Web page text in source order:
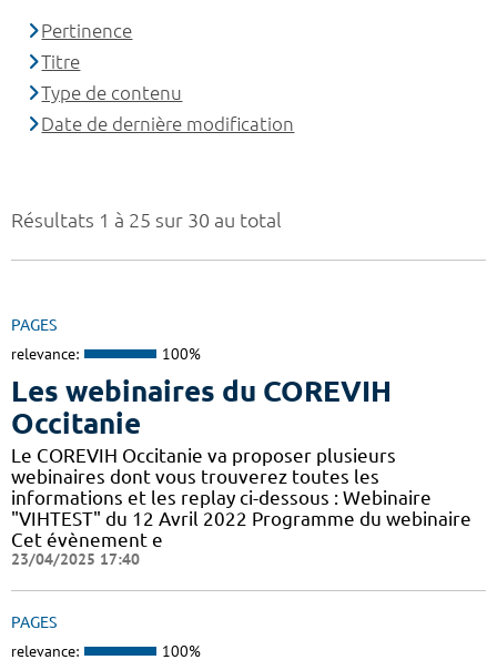
Résultats 1 à 25 sur 30 au total
PAGES
relevance: 100%
Les webinaires du COREVIH
Occitanie
Le COREVIH Occitanie va proposer plusieurs
webinaires dont vous trouverez toutes les
informations et les replay ci-dessous : Webinaire
"VIHTEST" du 12 Avril 2022 Programme du webinaire
Cet évènement e
23/04/2025 17:40
PAGES
relevance: 100%
Pertinence
Titre
Type de contenu
Date de dernière modification